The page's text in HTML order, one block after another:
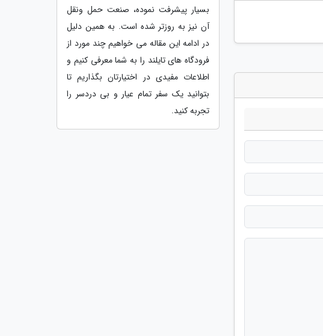
بسیار پیشرفت نموده، صنعت حمل ونقل
آن نیز به روزتر شده است. به همین دلیل
در ادامه این مقاله می خواهیم چند مورد از
فرودگاه های تایلند را به شما معرفی کنیم و
اطلاعات مفیدی در اختیارتان بگذاریم تا
بتوانید یک سفر تمام عیار و بی دردسر را
تجربه کنید.